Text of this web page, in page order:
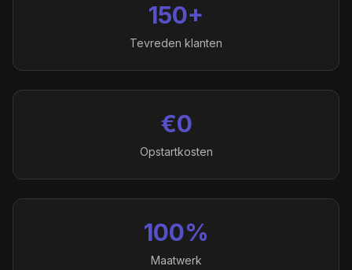
150+
Tevreden klanten
€0
Opstartkosten
100%
Maatwerk